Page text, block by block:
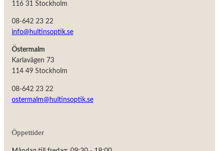
116 31 Stockholm
08-642 23 22
info@hultinsoptik.se
Östermalm
Karlavägen 73
114 49 Stockholm
08-642 23 22
ostermalm@hultinsoptik.se
Öppettider